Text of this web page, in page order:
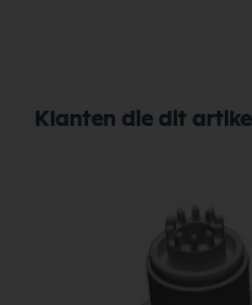
Klanten die dit